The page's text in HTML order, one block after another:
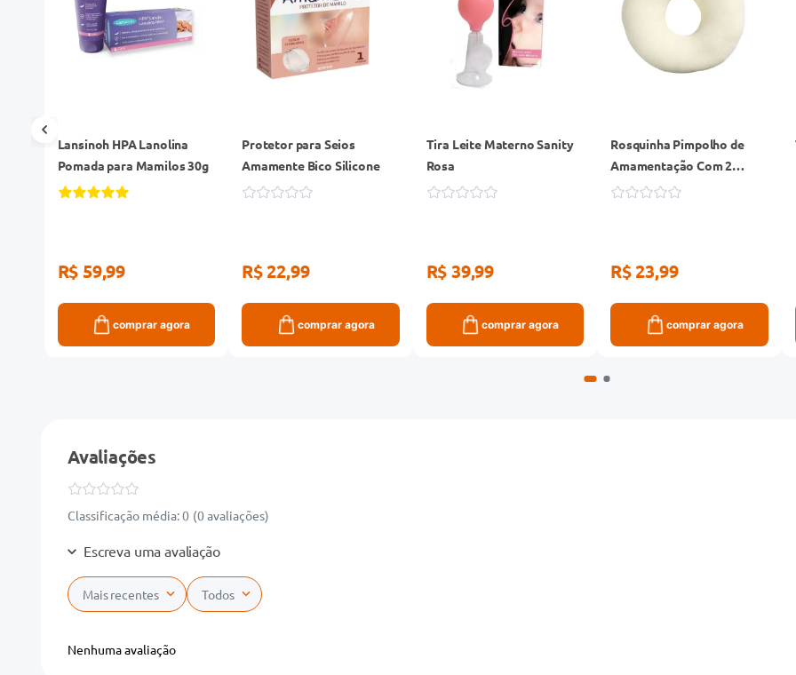
Lansinoh HPA Lanolina
Pomada para Mamilos 30g
R$ 59,99
comprar agora
Protetor para Seios
Amamente Bico Silicone
R$ 22,99
comprar agora
Tira Leite Materno Sanity
Rosa
R$ 39,99
comprar agora
Rosquinha Pimpolho de
Amamentação Com 2
Unidades
R$ 23,99
comprar agora
Avaliações
Classificação média: 0 (0 avaliações)
Escreva uma avaliação
Adicionar avaliação
Mais recentes Todos
Nenhuma avaliação